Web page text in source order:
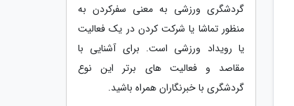
گردشگری ورزشی به معنی سفرکردن به
منظور تماشا یا شرکت کردن در یک فعالیت
یا رویداد ورزشی است. برای آشنایی با
مقاصد و فعالیت های برتر این نوع
گردشگری با خبرنگاران همراه باشید.